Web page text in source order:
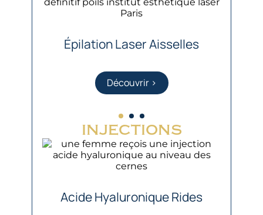
Épilation Laser Aisselles
Découvrir >
injections
Acide Hyaluronique Rides